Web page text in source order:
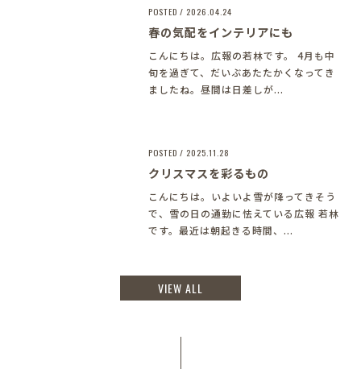
POSTED / 2026.04.24
春の気配をインテリアにも
こんにちは。広報の若林です。 4月も中
旬を過ぎて、だいぶあたたかくなってき
ましたね。昼間は日差しが...
POSTED / 2025.11.28
クリスマスを彩るもの
こんにちは。いよいよ雪が降ってきそう
で、雪の日の通勤に怯えている広報 若林
です。最近は朝起きる時間、...
VIEW ALL